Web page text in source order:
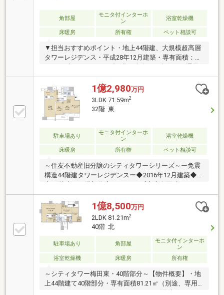
角部屋
モニタ付インターホ
ン
浴室乾燥機
床暖房 所有権 ペット相談可
▼担当おすすめポイント・地上44階建、大規模超高層
タワーレジデンス・平成28年12月建築・専有面積：
良好・階数：30階部分、眺望良好・LDK約16.4帖有
り・洋室約9.6帖有り・LDに床暖房有り・ダイナミッ
クパノラマウィンドウ・ペット飼育可（規約制限有
り）・新築時オプション（廊下、洗面室、トイレタイ
ル貼り）▼共用施設※一部規約制限・使用料有り・フ
ティールーム 42階・スカイラウンジ 42階・スカイ
アトリウム 42階・ゴミステーション 各階
1億2,980万円
3LDK 71.59m2
32階 東
駐車場あり
モニタ付インターホ
ン
浴室乾燥機
床暖房 所有権 ペット相談可
～住友不動産旧分譲のシティタワーシリーズ～ー免震
構造44階建タワーレジデンスー◆2016年12月建築◆地
㎡◆ペット飼育可（規約による制限有り）◆共用部多
数あり（一部有償）【共用施設】・フィットネスジム
（3階）・ゲストルーム2室（3階）・パーティールー
ム（42階）・スカイラウンジ（42階）・スカイアトリ
ウム（42階）・ゴミステーション（各階）
1億8,500万円
2LDK 81.21m2
40階 北
駐車場あり 角部屋
モニタ付インターホ
ン
浴室乾燥機
床暖房 所有権
～シティタワー梅田東・40階部分～【物件概要】・地
上44階建て40階部分・専有面積81.21㎡（別途、専用
トランクルーム1.30㎡有）・バルコニー面積9.32㎡・